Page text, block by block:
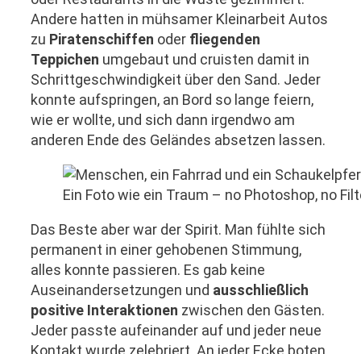
Andere hatten in mühsamer Kleinarbeit Autos
zu Piratenschiffen oder fliegenden
Teppichen umgebaut und cruisten damit in
Schrittgeschwindigkeit über den Sand. Jeder
konnte aufspringen, an Bord so lange feiern,
wie er wollte, und sich dann irgendwo am
anderen Ende des Geländes absetzen lassen.
Ein Foto wie ein Traum – no Photoshop, no
Das Beste aber war der Spirit. Man fühlte sich
permanent in einer gehobenen Stimmung,
alles konnte passieren. Es gab keine
Auseinandersetzungen und ausschließlich
positive Interaktionen zwischen den Gästen.
Jeder passte aufeinander auf und jeder neue
Kontakt wurde zelebriert. An jeder Ecke boten